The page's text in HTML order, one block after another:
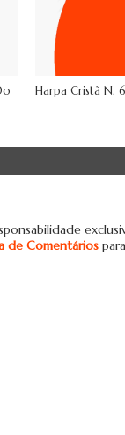
Harpa Cristã N.
de Comentários